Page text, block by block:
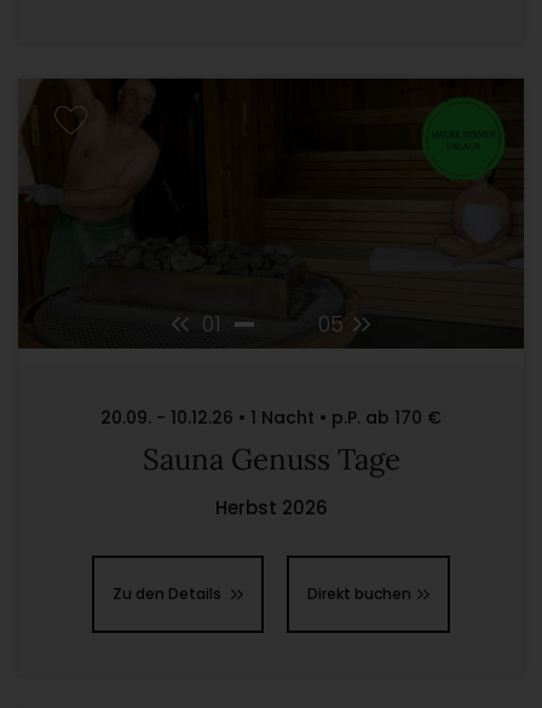
01 05
20.09. - 10.12.26 • 1 Nacht • p.P. ab 170 €
Sauna Genuss Tage
Herbst 2026
Zu den Details Direkt buchen